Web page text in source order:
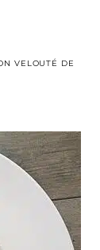
VELOUTÉ DE